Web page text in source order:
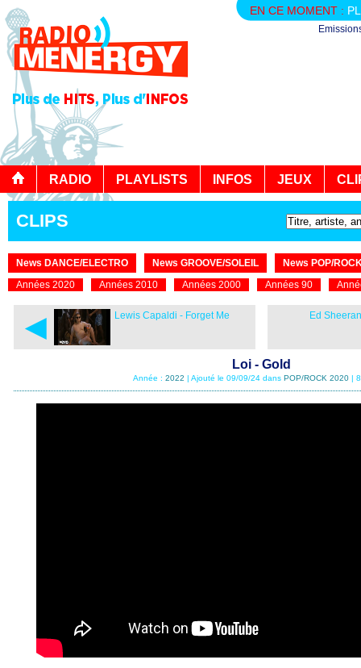
EN CE MOMENT :
RADIO PLAYLISTS INFOS JEUX
CLIPS
News DANCE/ELECTRO News GROOVE/SOLEIL
News POP/
Années 2020
Années 2010 Années 2000 Années 90
◄ Lewis Capaldi - Forget Me Ed
Loi - Gold
Année : 2022 | Ajouté le 09/09/24 dans POP/ROCK 2020|